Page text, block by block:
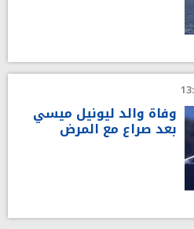
وفاة والد ليونيل ميسي
بعد صراع مع المرض